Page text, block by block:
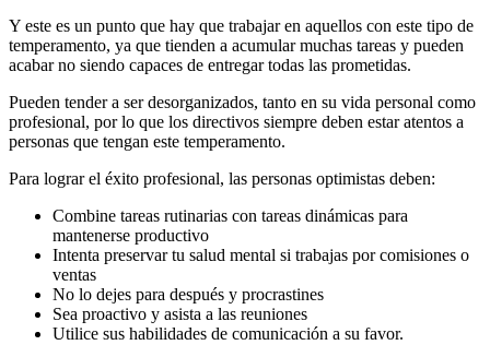
Y este es un punto que hay que trabajar en aquellos con este tipo de
temperamento, ya que tienden a acumular muchas tareas y pueden
acabar no siendo capaces de entregar todas las prometidas.
Pueden tender a ser desorganizados, tanto en su vida personal como
profesional, por lo que los directivos siempre deben estar atentos a
personas que tengan este temperamento.
Para lograr el éxito profesional, las personas optimistas deben:
Combine tareas rutinarias con tareas dinámicas para
mantenerse productivo
Intenta preservar tu salud mental si trabajas por comisiones o
ventas
No lo dejes para después y procrastines
Sea proactivo y asista a las reuniones
Utilice sus habilidades de comunicación a su favor.